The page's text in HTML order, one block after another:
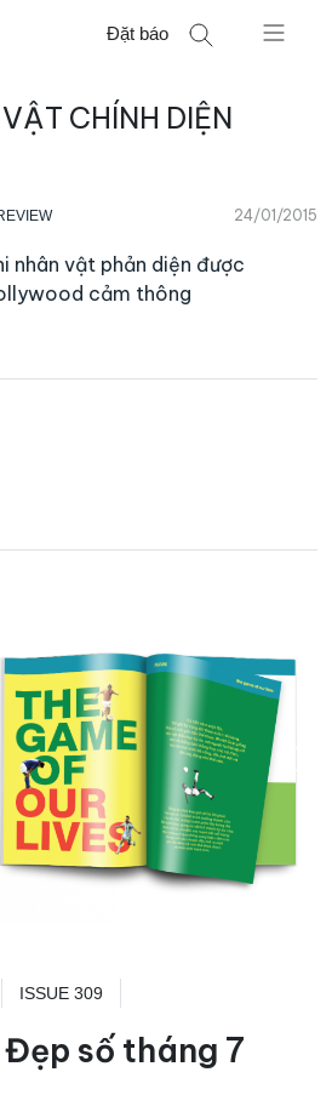
Đặt báo
CHÍNH DIỆN
24/01/2015
nhân vật phản diện được
cảm thông
ISSUE 309
số tháng 7